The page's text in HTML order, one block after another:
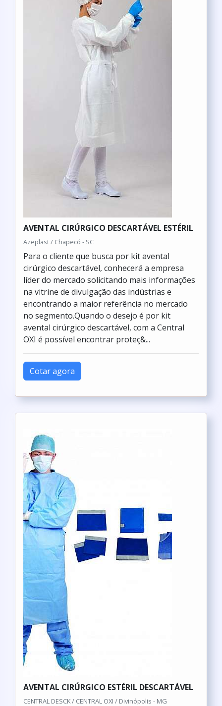
AVENTAL CIRÚRGICO DESCARTÁVEL ESTÉRIL
Azeplast / Chapecó - SC
Para o cliente que busca por kit avental
cirúrgico descartável, conhecerá a empresa
líder do mercado solicitando mais informações
na vitrine de divulgação das indústrias e
encontrando a maior referência no mercado
no segmento.Quando o desejo é por kit
avental cirúrgico descartável, com a Central
OXI é possível encontrar proteç&...
Cotar agora
AVENTAL CIRÚRGICO ESTÉRIL DESCARTÁVEL
CENTRAL DESCK / CENTRAL OXI / Divinópolis - MG